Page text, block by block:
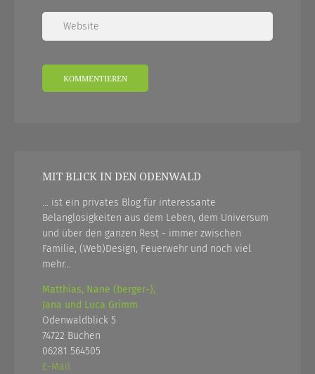
MIT BLICK IN DEN ODENWALD
... ist ein privates Blog für interessante
Belanglosigkeiten aus dem Leben, dem Universum
und über den ganzen Rest - immer zwischen
Familie, (Web)Design, Feuerwehr und noch viel
mehr...
Matthias, Nane (berger-),
Jana und Luca Grimm
Odenwaldblick 5
74722 Buchen
06281 564505
E-Mail